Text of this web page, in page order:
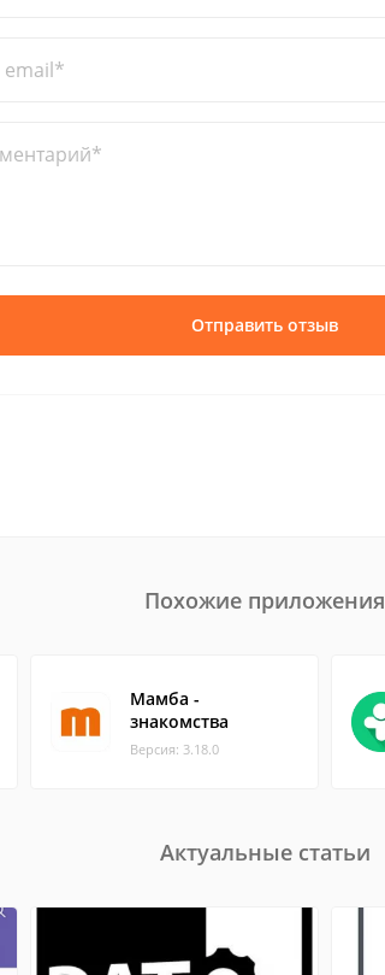
Отправить отзыв
Похожие приложения
Мамба -
знакомства
Версия: 3.18.0
Актуальные статьи